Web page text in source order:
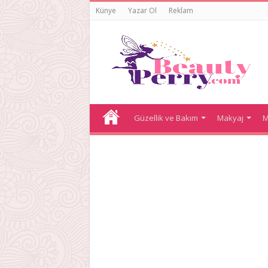
Künye Yazar Ol Reklam
Güzellik ve Bakım Makyaj